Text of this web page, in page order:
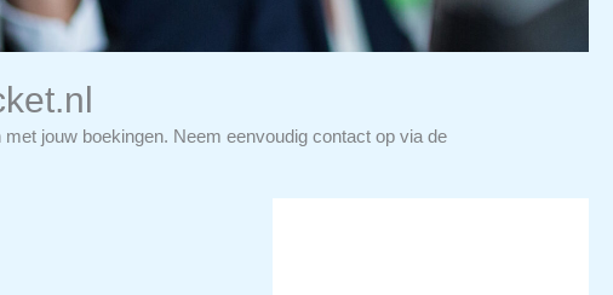
jouw boekingen. Neem eenvoudig contact op via de